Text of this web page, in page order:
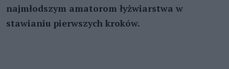
najmłodszym amatorom łyżwiarstwa w
stawianiu pierwszych kroków.